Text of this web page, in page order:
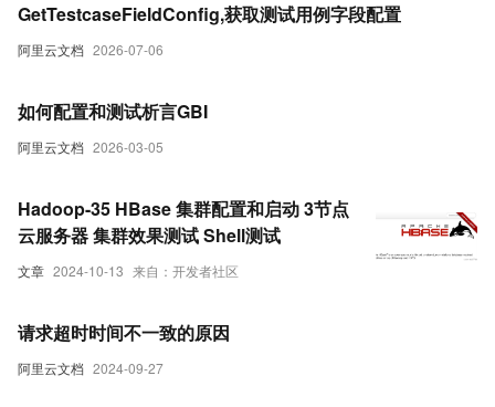
阿里云文档 2026-07-06
GetTestcaseFieldConfig,获取测试用例字段配置
阿里云文档 2026-03-05
如何配置和测试析言GBI
文章 2024-10-13 来自：开发者社区
Hadoop-35 HBase 集群配置和启动 3节点
云服务器 集群效果测试 Shell测试
阿里云文档 2024-09-27
请求超时时间不一致的原因